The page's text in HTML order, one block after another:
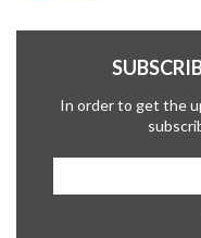
In order to get the